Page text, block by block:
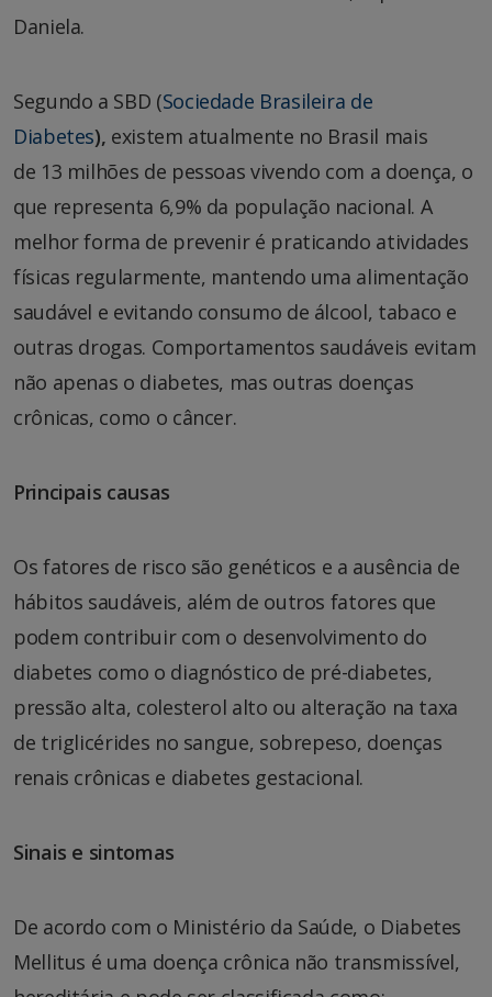
Daniela.
Segundo a SBD (Sociedade Brasileira de
Diabetes), existem atualmente no Brasil mais
de 13 milhões de pessoas vivendo com a doença, o
que representa 6,9% da população nacional. A
melhor forma de prevenir é praticando atividades
físicas regularmente, mantendo uma alimentação
saudável e evitando consumo de álcool, tabaco e
outras drogas. Comportamentos saudáveis evitam
não apenas o diabetes, mas outras doenças
crônicas, como o câncer.
Principais causas
Os fatores de risco são genéticos e a ausência de
hábitos saudáveis, além de outros fatores que
podem contribuir com o desenvolvimento do
diabetes como o diagnóstico de pré-diabetes,
pressão alta, colesterol alto ou alteração na taxa
de triglicérides no sangue, sobrepeso, doenças
renais crônicas e diabetes gestacional.
Sinais e sintomas
De acordo com o Ministério da Saúde, o Diabetes
Mellitus é uma doença crônica não transmissível,